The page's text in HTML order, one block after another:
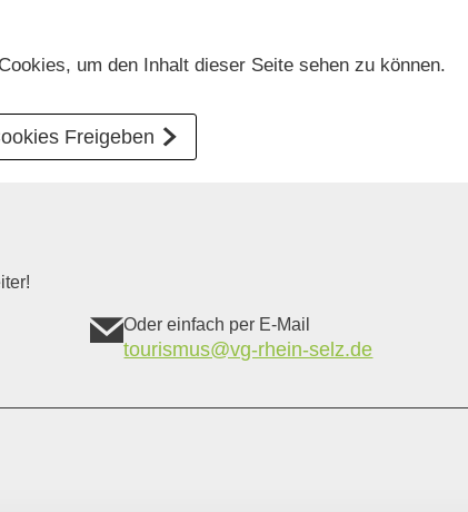
um den Inhalt dieser Seite sehen zu können.
Freigeben
Oder einfach per E-Mail
tourismus@vg-rhein-selz.de